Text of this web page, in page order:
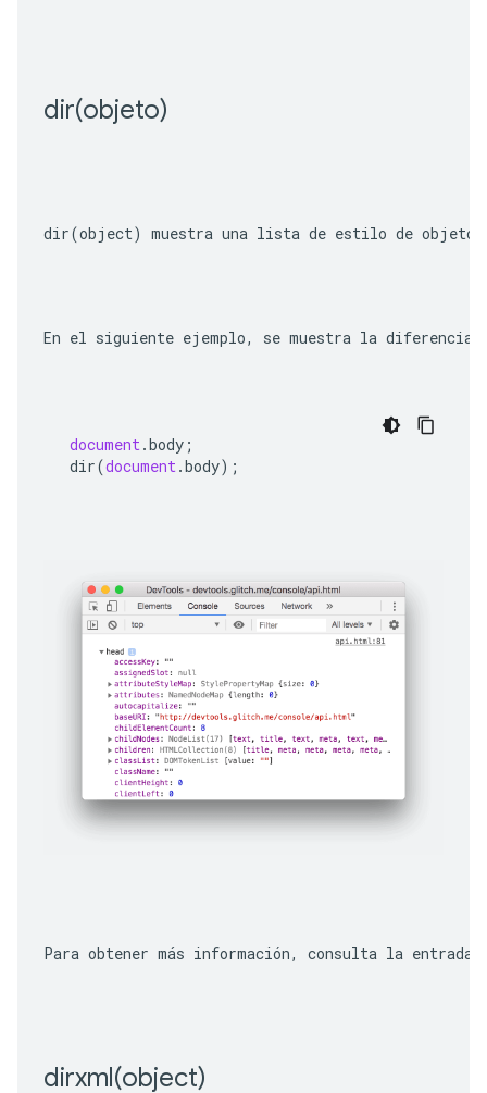
dir(objeto)
dir(object) muestra una lista de estilo de objeto
En el siguiente ejemplo, se muestra la diferencia
document .body ;
dir(document .body);
Para obtener más información, consulta la entrada
dirxml(object)